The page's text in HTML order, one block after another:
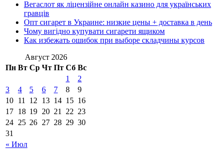
Вегаслот як ліцензійне онлайн казино для українських
гравців
Опт сигарет в Украине: низкие цены + доставка в день
Чому вигідно купувати сигарети ящиком
Как избежать ошибок при выборе складчины курсов
Август 2026
Пн Вт Ср Чт Пт Сб Вс
« Июл
1
2
3
4 5 6 7 8
9
10 11 12 13 14 15 16
17 18 19 20 21 22 23
24 25 26 27 28 29 30
31